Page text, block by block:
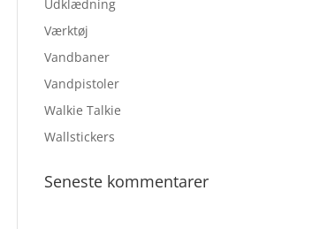
Udklædning
Værktøj
Vandbaner
Vandpistoler
Walkie Talkie
Wallstickers
Seneste kommentarer